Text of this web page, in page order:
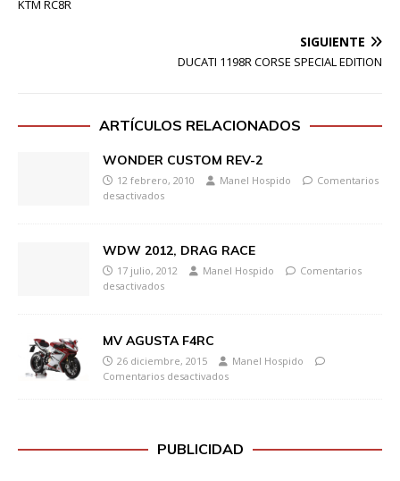
KTM RC8R
SIGUIENTE
DUCATI 1198R CORSE SPECIAL EDITION
ARTÍCULOS RELACIONADOS
WONDER CUSTOM REV-2
12 febrero, 2010 Manel Hospido
Comentarios
desactivados
WDW 2012, DRAG RACE
17 julio, 2012 Manel Hospido
Comentarios
desactivados
MV AGUSTA F4RC
26 diciembre, 2015
Manel Hospido
Comentarios desactivados
PUBLICIDAD